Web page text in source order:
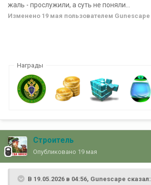
жаль - прослужили, а суть не поняли...
Изменено 19 мая пользователем Gunescape
Награды
Строитель
Опубликовано 19 мая
В 19.05.2026 в 04:56, Gunescape сказал: